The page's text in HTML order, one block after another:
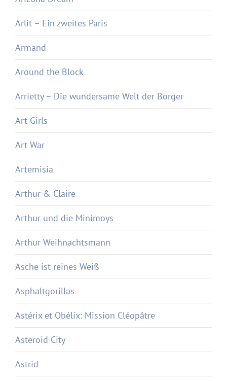
Arlit – Ein zweites Paris
Armand
Around the Block
Arrietty – Die wundersame Welt der Borger
Art Girls
Art War
Artemisia
Arthur & Claire
Arthur und die Minimoys
Arthur Weihnachtsmann
Asche ist reines Weiß
Asphaltgorillas
Astérix et Obélix: Mission Cléopâtre
Asteroid City
Astrid